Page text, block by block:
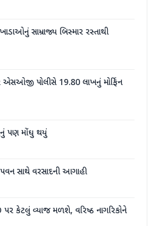
સામ્રાજ્ય બિસ્માર રસ્તાથી
એસઓજી પોલીસે 19.80 લાખનું મોર્ફિન
પણ મોંઘુ થયું
સાથે વરસાદની આગાહી
પર કેટલું વ્યાજ મળશે, વરિષ્ઠ નાગરિકોને